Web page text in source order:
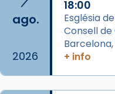
1 week ago
Aquest dilluns, 27
missa d’acció
comitè
ago.
2026
18:00
Església
Consell de
+ info